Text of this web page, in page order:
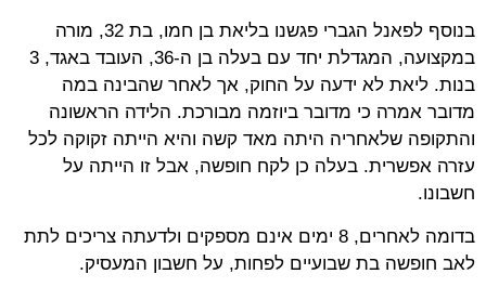
בנוסף לפאנל הגברי פגשנו בליאת בן חמו, בת 32, מורה
במקצועה, המגדלת יחד עם בעלה בן ה-36, העובד באגד, 3
בנות. ליאת לא ידעה על החוק, אך לאחר שהבינה במה
מדובר אמרה כי מדובר ביוזמה מבורכת. הלידה הראשונה
והתקופה שלאחריה היתה מאד קשה והיא הייתה זקוקה לכל
עזרה אפשרית. בעלה כן לקח חופשה, אבל זו הייתה על
חשבונו.
בדומה לאחרים, 8 ימים אינם מספקים ולדעתה צריכים לתת
לאב חופשה בת שבועיים לפחות, על חשבון המעסיק.